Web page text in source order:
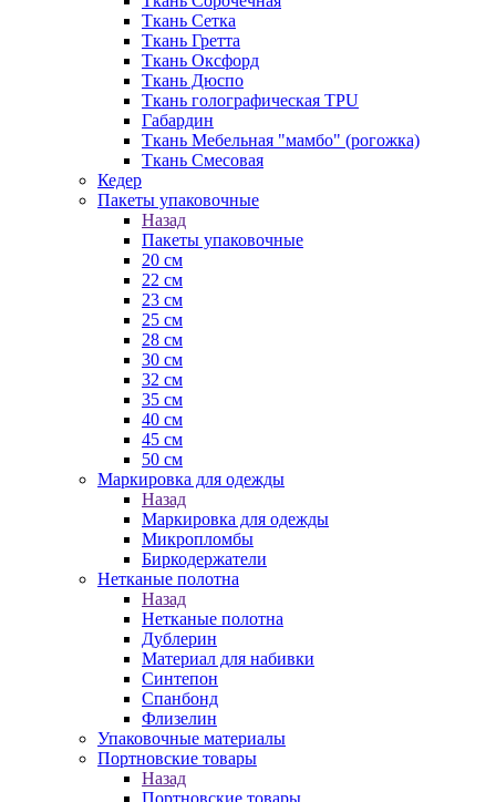
Ткань Сетка
Ткань Гретта
Ткань Оксфорд
Ткань Дюспо
Ткань голографическая TPU
Габардин
Ткань Мебельная "мамбо" (рогожка)
Ткань Смесовая
Кедер
Пакеты упаковочные
Назад
Пакеты упаковочные
20 см
22 см
23 см
25 см
28 см
30 см
32 см
35 см
40 см
45 см
50 см
Маркировка для одежды
Назад
Маркировка для одежды
Микропломбы
Биркодержатели
Нетканые полотна
Назад
Нетканые полотна
Дублерин
Материал для набивки
Синтепон
Спанбонд
Флизелин
Упаковочные материалы
Портновские товары
Назад
Портновские товары